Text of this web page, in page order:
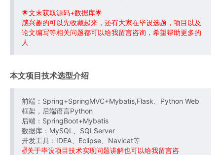
🌟文末获取源码+数据库🌟
感兴趣的可以先收藏起来，还有大家在毕设选题，项目以及
论文编写等相关问题都可以给我留言咨询，希望帮助更多的
人
本文项目技术选型介绍
前端：Spring+SpringMVC+Mybatis,Flask、Python Web
框架，后端语言Python
后端：SpringBoot+Mybatis
数据库：MySQL、SQLServer
开发工具：IDEA、Eclipse、Navicat等
✌关于毕设项目技术实现问题讲解也可以给我留言咨